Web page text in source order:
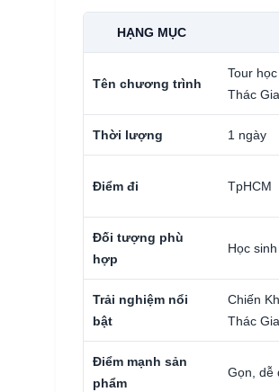
HẠNG MỤC
Tên chương trình
Tour
Thác
Thời lượng 1 ngày
Điểm đi TpHCM
Đối tượng phù
hợp
Học
Trải nghiệm nổi
bật
Chiến
Thác
Điểm mạnh sản
phẩm
Gọn, dễ